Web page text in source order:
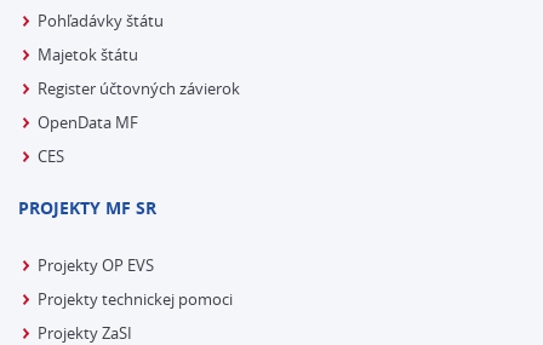
Pohľadávky štátu
Majetok štátu
Register účtovných závierok
OpenData MF
CES
PROJEKTY MF SR
Projekty OP EVS
Projekty technickej pomoci
Projekty ZaSI